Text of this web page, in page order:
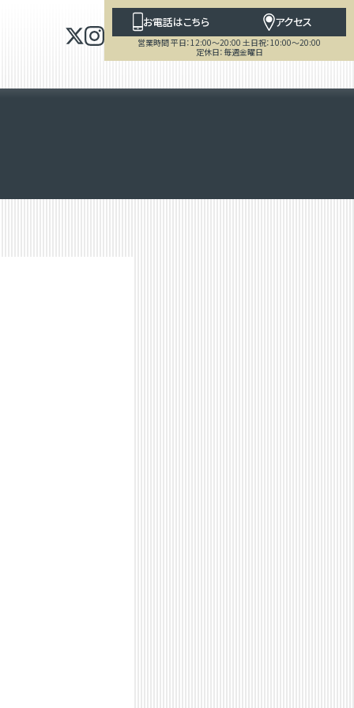
お電話はこちら アクセス
営業時間 平日：12:00～20:00 土日祝：10:00～20:00
定休日：毎週金曜日